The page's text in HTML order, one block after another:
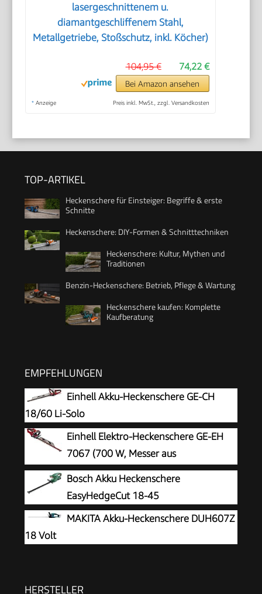
lasergeschnittenem u.
diamantgeschliffenem Stahl,
Metallgetriebe, Stoßschutz, inkl. Köcher)
74,22 €
104,95 €
Bei Amazon ansehen
* Anzeige Preis inkl. MwSt., zzgl. Versandkosten
TOP-ARTIKEL
Heckenschere für Einsteiger: Begriffe & erste
Schnitte
Heckenschere: DIY-Formen & Schnitttechniken
Heckenschere: Kultur, Mythen und
Traditionen
Benzin-Heckenschere: Betrieb, Pflege & Wartung
Heckenschere kaufen: Komplette
Kaufberatung
EMPFEHLUNGEN
Einhell Akku-Heckenschere GE-CH
18/60 Li-Solo
Einhell Elektro-Heckenschere GE-EH
7067 (700 W, Messer aus
lasergeschnittenem u. diamantgeschliffenem
Stahl, Metallgetriebe, Stoßschutz, inkl. Köcher)
Bosch Akku Heckenschere
EasyHedgeCut 18-45
MAKITA Akku-Heckenschere DUH607Z
18 Volt
HERSTELLER